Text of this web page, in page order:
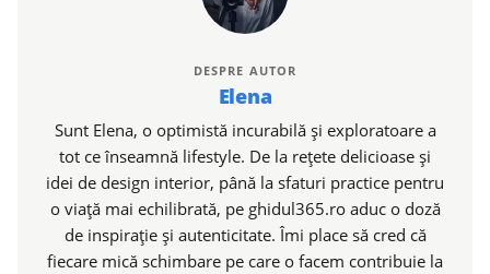
DESPRE AUTOR
Elena
Sunt Elena, o optimistă incurabilă și exploratoare a
tot ce înseamnă lifestyle. De la rețete delicioase și
idei de design interior, până la sfaturi practice pentru
o viață mai echilibrată, pe ghidul365.ro aduc o doză
de inspirație și autenticitate. Îmi place să cred că
fiecare mică schimbare pe care o facem contribuie la